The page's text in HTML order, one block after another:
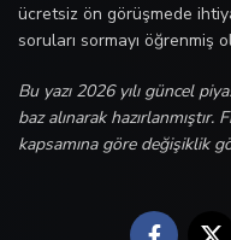
ücretsiz ön görüşmede
soruları sormayı öğrenmiş
Bu yazı 2026 yılı güncel
baz alınarak
kapsamına göre değişiklik